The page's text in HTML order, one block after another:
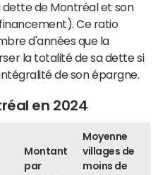
de Montréal et son
Ce ratio
d'années que la
la totalité de sa dette si
de son épargne.
en 2024
Montant
par
Moyenne
villages de
moins de